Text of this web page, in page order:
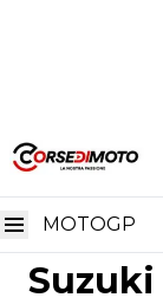
MOTOGP
Home In Pista
IDM
Suzuki